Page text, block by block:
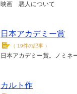
映画 悪人について
日本アカデミー賞
（ 19件の記事 ）
日本アカデミー賞。ノミネ
カルト作